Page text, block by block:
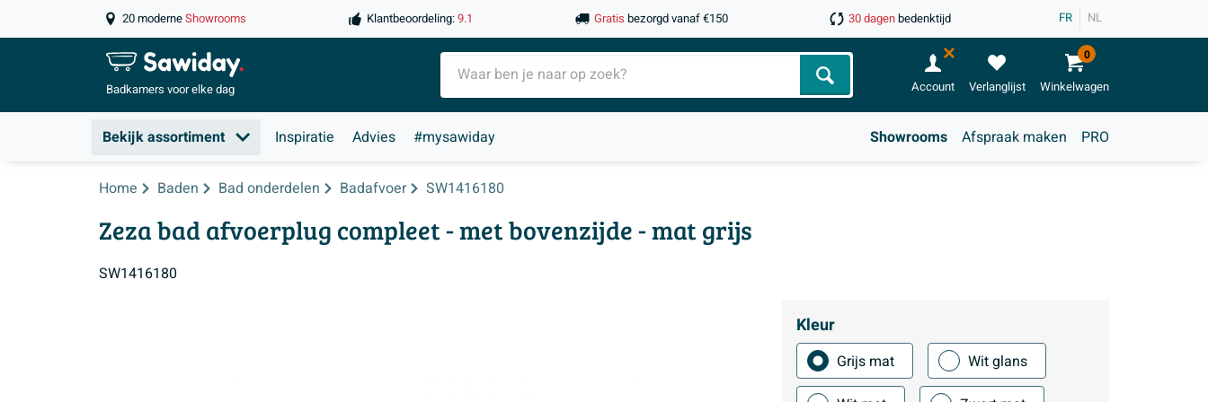
20 moderneShowrooms Klantbeoordeling:9.1 Gratis bezorgd vanaf €150 30 dagenbedenktijd FR NL
Badkamers voor elke dag Zoeken Account Verlanglijst Winkelwagen
0
Bekijk assortiment Inspiratie Advies #mysawiday Showrooms Afspraak maken PRO
Home Baden Bad onderdelen Badafvoer SW1416180
Zeza bad afvoerplug compleet - met bovenzijde - mat grijs
SW1416180
Kleur
Grijs mat
Wit glans